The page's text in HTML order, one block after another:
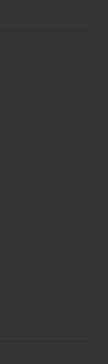
τη
της
μετά από
φλεβών,
Cerebral